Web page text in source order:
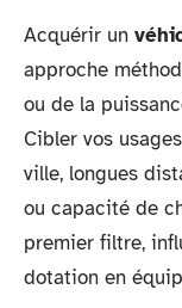
Acquérir un
approche
ou de la
Cibler vos
ville, longues
ou capacité de
premier filtre,
dotation en